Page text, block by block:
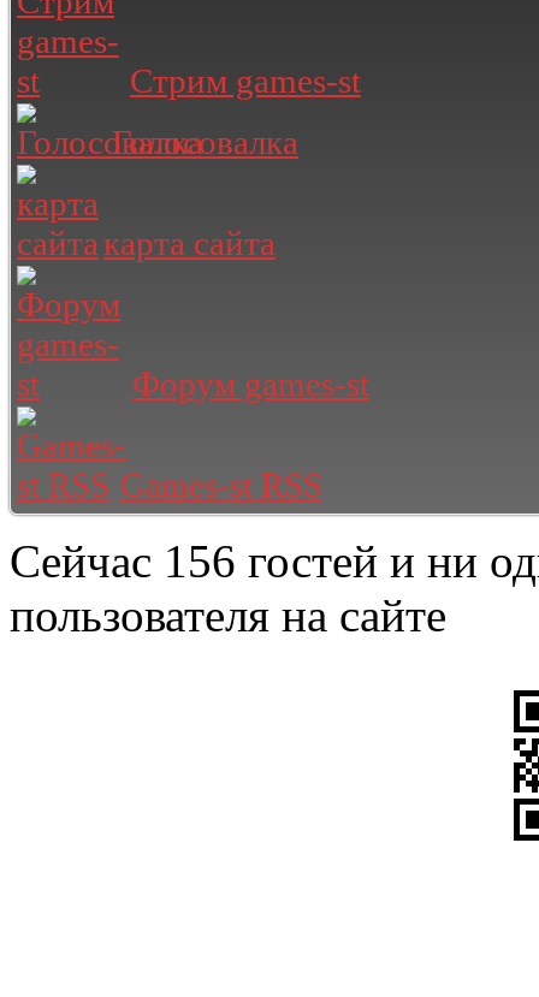
Стрим games-st
Голосовалка
карта сайта
Форум games-st
Games-st RSS
Сейчас 156 гостей и ни
пользователя на сайте